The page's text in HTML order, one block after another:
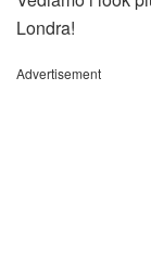
Londra!
Advertisement